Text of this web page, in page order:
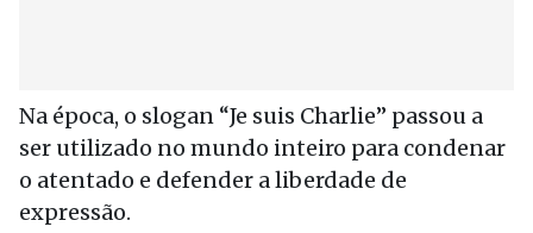
Na época, o slogan “Je suis Charlie” passou a
ser utilizado no mundo inteiro para condenar
o atentado e defender a liberdade de
expressão.